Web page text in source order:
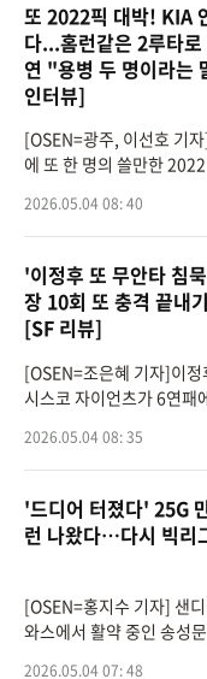
또 2022픽 대박! KIA
다...홈런같은 2루타
연 "용병 두 명이라는
인터뷰]
[OSEN=광주, 이선호 기
에 또 한 명의 쓸만한
으로 거듭
2026.05.04 08: 40
'이정후 또 무안타 침
장 10회 또 충격 끝내
[SF 리뷰]
[OSEN=조은혜 기자]이
시스코 자이언츠가 6연패
리그 탬파베이 레이스
2026.05.04 08: 35
'드디어 터졌다' 25G
런 나왔다…다시 빅리
[OSEN=홍지수 기자] 샌
와스에서 활약 중인 송성
2026.05.04 07: 48